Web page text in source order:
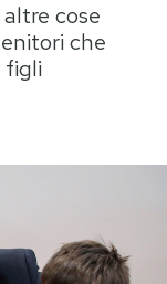
cose
che
figli